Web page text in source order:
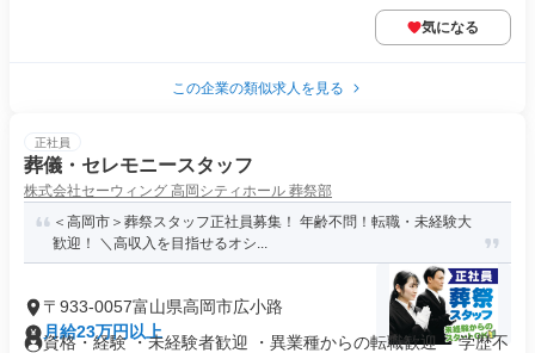
気になる
この企業の類似求人を見る
正社員
葬儀・セレモニースタッフ
株式会社セーウィング 高岡シティホール 葬祭部
＜高岡市＞葬祭スタッフ正社員募集！ 年齢不問！転職・未経験大
歓迎！ ＼高収入を目指せるオシ...
〒933-0057富山県高岡市広小路
月給23万円以上
資格・経験 ・未経験者歓迎 ・異業種からの転職歓迎 ・学歴不